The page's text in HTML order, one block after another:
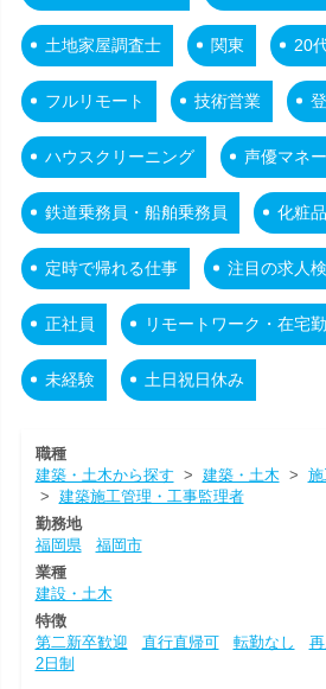
土地家屋調査士 関東 20
フルリモート 技術営業
ハウスクリーニング 声優マネ
鉄道乗務員・船舶乗務員 化粧品
定時で帰れる仕事 注目の求人
正社員 リモートワーク・在宅
未経験 土日祝日休み
職種
建築・土木から探す > 建築・土木 >
> 建築施工管理・工事監理者
勤務地
福岡県
福岡市
業種
建設・土木
特徴
第二新卒歓迎
直行直帰可 転勤なし
2日制